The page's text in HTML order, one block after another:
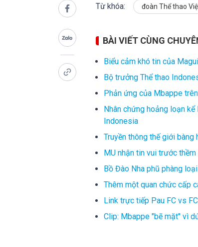
Từ khóa: đoàn Thể thao
BÀI VIẾT CÙNG
Biểu cảm khó tin của
Bộ trưởng Thể thao
Phản ứng của Mbappe
Nhân chứng hoảng loạn
Indonesia
Truyền thông thế giới
MU nhận tin vui trước
Bồ Đào Nha phũ phàng
Thêm một quan chức cấp
Link trực tiếp Pau FC vs
Clip: Mbappe "bẽ mặt" vì